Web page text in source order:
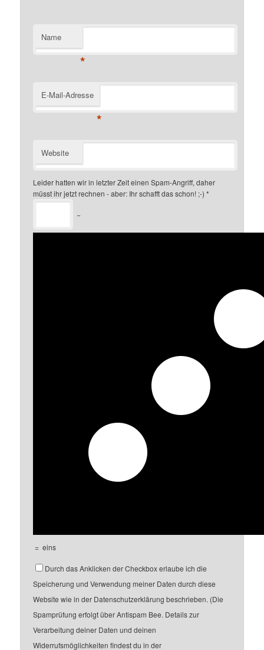
Name
*
E-Mail-Adresse
*
Website
Leider hatten wir in letzter Zeit einen Spam-Angriff, daher
müsst ihr jetzt rechnen - aber: Ihr schafft das schon! ;-) *
−
= eins
Durch das Anklicken der Checkbox erlaube ich die
Speicherung und Verwendung meiner Daten durch diese
Website wie in der Datenschutzerklärung beschrieben. (Die
Spamprüfung erfolgt über Antispam Bee. Details zur
Verarbeitung deiner Daten und deinen
Widerrufsmöglichkeiten findest du in der